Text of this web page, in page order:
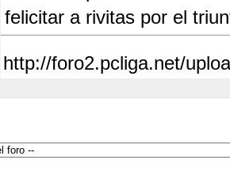
felicitar a rivitas por el
http://foro2.pcliga.net/